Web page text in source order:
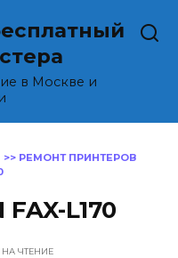
в Москве и
>> РЕМОНТ ПРИНТЕРОВ
L170
НА ЧТЕНИЕ